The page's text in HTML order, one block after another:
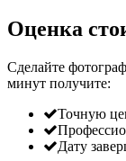
Оценка
Сделайте
минут получите:
Точную
Дату